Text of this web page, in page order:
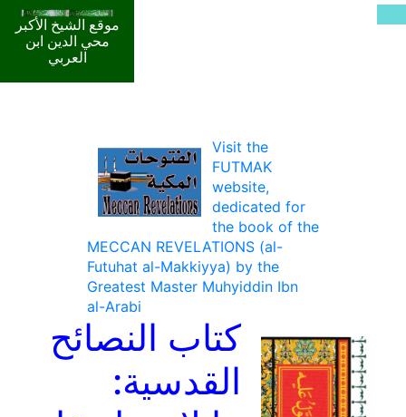
موقع الشيخ الأكبر
محي الدين ابن
العربي
Visit the
FUTMAK
website,
dedicated for
the book of the
MECCAN REVELATIONS (al-
Futuhat al-Makkiyya) by the
Greatest Master Muhyiddin Ibn
al-Arabi
كتاب النصائح
القدسية: